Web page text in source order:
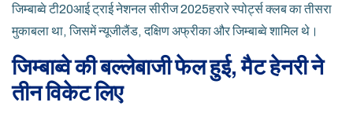
जिम्बाब्वे टी20आई ट्राई नेशनल सीरीज 2025हरारे स्पोर्ट्स क्लबका तीसरा
मुकाबला था, जिसमेंन्यूजीलैंड,दक्षिण अफ्रीकाऔरजिम्बाब्वेशामिल थे।
जिम्बाब्वे की बल्लेबाजी फेल हुई, मैट हेनरी ने
तीन विकेट लिए